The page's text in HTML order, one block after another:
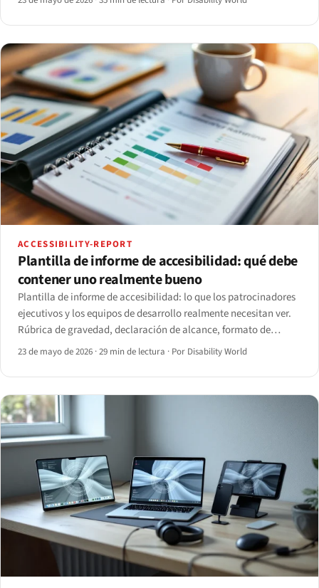
ACCESSIBILITY-REPORT
Plantilla de informe de accesibilidad: qué debe
contener uno realmente bueno
Plantilla de informe de accesibilidad: lo que los patrocinadores
ejecutivos y los equipos de desarrollo realmente necesitan ver.
Rúbrica de gravedad, declaración de alcance, formato de
hallazgos y estructura de plantilla descargable para 2026.
23 de mayo de 2026 ·29 min de lectura · Por Disability World